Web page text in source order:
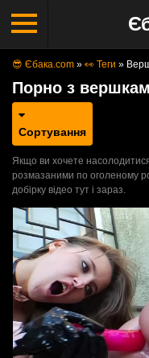
😎 Єбака.com » 👀 Теги »
Порно з
Сортування
Якщо ви хочете
розмазаними по оголеному
добірку відео тут і зараз.